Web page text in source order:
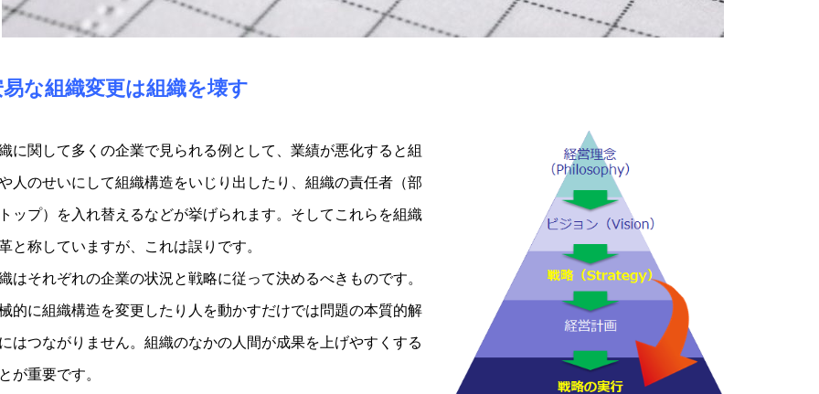
な組織変更は組織を壊す
に関して多くの企業で見られる例として、業績が悪化すると組
人のせいにして組織構造をいじり出したり、組織の責任者（部
ップ）を入れ替えるなどが挙げられます。そしてこれらを組織
と称していますが、これは誤りです。
はそれぞれの企業の状況と戦略に従って決めるべきものです。
的に組織構造を変更したり人を動かすだけでは問題の本質的解
はつながりません。組織のなかの人間が成果を上げやすくする
が重要です。